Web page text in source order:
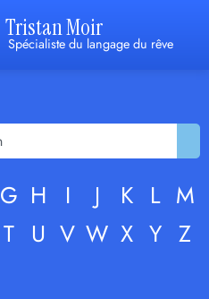
Tristan Moir
Spécialiste du langage du rêve
G H I J K L M
T U V W X Y Z